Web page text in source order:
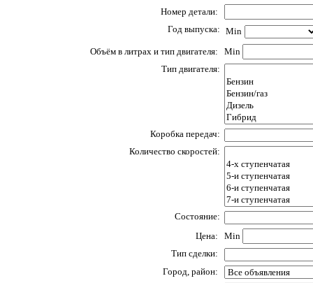
Номер детали:
Год выпуска: Min
Объём в литрах и тип двигателя:
Min
Тип двигателя:
Коробка передач:
Количество скоростей:
Состояние:
Цена:
Min
Тип сделки:
Город, район: